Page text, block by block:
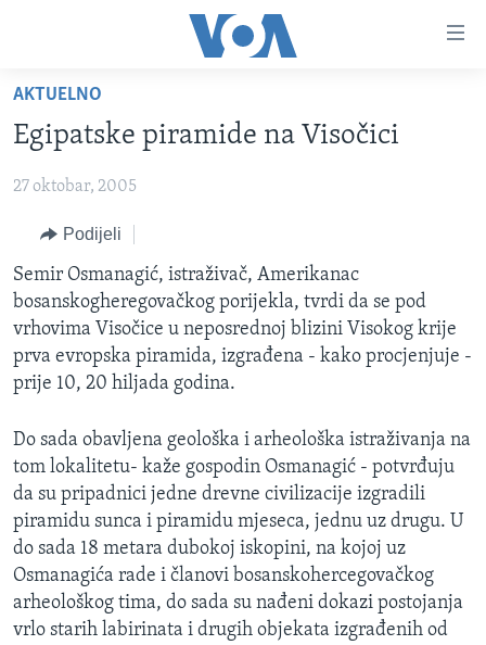
glavni
sadržaj
Pređi
na
navigaciju
Idi
na
pretragu
TV PROGRAM
VIDEO
FOTOGRAFIJE DANA
VIJESTI
SJEDINJENE AMERIČKE DRŽAVE
BOSNA I HERCEGOVINA
SVIJET
NAUKA I TEHNOLOGIJA
SPECIJALNI PROJEKTI
KORUPCIJA
SLOBODA MEDIJA
ŽENSKA STRANA
IZBJEGLIČKA STRANA
MAGAZIN
O GLASU AMERIKE
Learning English
AKTUELNO
Egipatske piramide na Visočici
27 oktobar, 2005
Podijeli
Semir Osmanagić, istraživač, Amerikanac
bosanskogheregovačkog porijekla, tvrdi da se pod
vrhovima Visočice u neposrednoj blizini Visokog krije
prva evropska piramida, izgrađena - kako procjenjuje -
prije 10, 20 hiljada godina.
Do sada obavljena geološka i arheološka istraživanja na
tom lokalitetu- kaže gospodin Osmanagić - potvrđuju
da su pripadnici jedne drevne civilizacije izgradili
piramidu sunca i piramidu mjeseca, jednu uz drugu. U
do sada 18 metara dubokoj iskopini, na kojoj uz
Osmanagića rade i članovi bosanskohercegovačkog
arheološkog tima, do sada su nađeni dokazi postojanja
vrlo starih labirinata i drugih objekata izgrađenih od